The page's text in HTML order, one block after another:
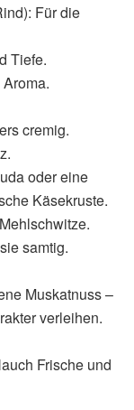
Für die
Tiefe.
cremig.
oder eine
Käsekruste.
samtig.
Muskatnuss –
verleihen.
Frische und